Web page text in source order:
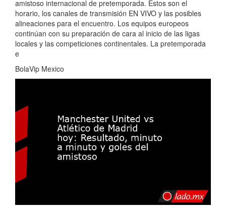
amistoso internacional de pretemporada. Estos son el
horario, los canales de transmisión EN VIVO y las posibles
alineaciones para el encuentro. Los equipos europeos
continúan con su preparación de cara al inicio de las ligas
locales y las competiciones continentales. La pretemporada
e
BolaVip Mexico